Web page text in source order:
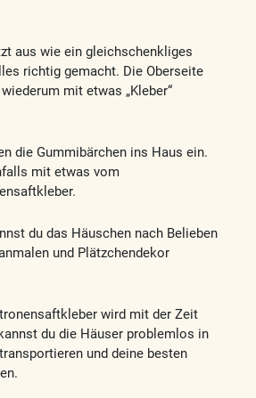
aus wie ein gleichschenkliges
richtig gemacht. Die Oberseite
mit etwas „Kleber“
die Gummibärchen ins Haus ein.
mit etwas vom
du das Häuschen nach Belieben
und Plätzchendekor
wird mit der Zeit
du die Häuser problemlos in
und deine besten